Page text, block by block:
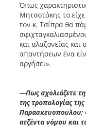
Όπως
Μητσοτάκης το
τον κ. Τσίπρα θα
και αλαζονείας
απαντήσεων ένα
αργήσει».
—Πως σχολιάζετε
της τροπολογίας
Παρασκευοπουλου;
ατζέντα νόμου και